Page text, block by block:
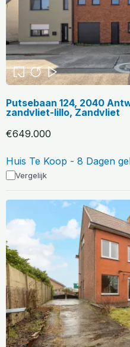
Putsebaan 124, 2040
zandvliet-lillo, Zandvliet
€649.000
Huis Te Koop - 8 Dagen
Vergelijk